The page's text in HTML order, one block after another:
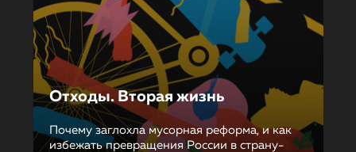
Отходы. Вторая жизнь
Почему заглохла мусорная реформа, и как
избежать превращения России в страну-